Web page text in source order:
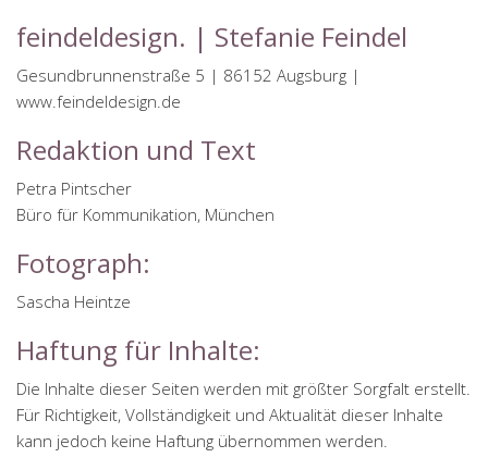
feindeldesign. | Stefanie Feindel
Gesundbrunnenstraße 5 | 86152 Augsburg |
www.feindeldesign.de
Redaktion und Text
Petra Pintscher
Büro für Kommunikation, München
Fotograph:
Sascha Heintze
Haftung für Inhalte:
Die Inhalte dieser Seiten werden mit größter Sorgfalt erstellt.
Für Richtigkeit, Vollständigkeit und Aktualität dieser Inhalte
kann jedoch keine Haftung übernommen werden.